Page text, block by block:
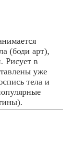
(боди арт),
Рисует в
уже
тела и